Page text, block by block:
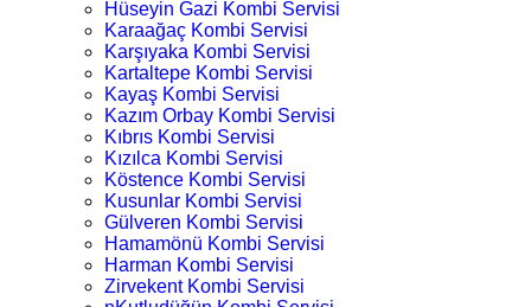
Hüseyin Gazi Kombi Servisi
Karaağaç Kombi Servisi
Karşıyaka Kombi Servisi
Kartaltepe Kombi Servisi
Kayaş Kombi Servisi
Kazım Orbay Kombi Servisi
Kıbrıs Kombi Servisi
Kızılca Kombi Servisi
Köstence Kombi Servisi
Kusunlar Kombi Servisi
Gülveren Kombi Servisi
Hamamönü Kombi Servisi
Harman Kombi Servisi
Zirvekent Kombi Servisi